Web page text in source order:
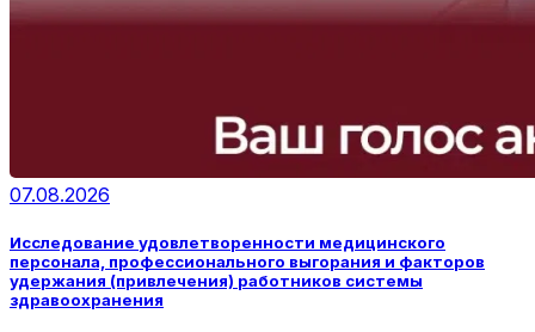
07.08.2026
Исследование удовлетворенности медицинского
персонала, профессионального выгорания и факторов
удержания (привлечения) работников системы
здравоохранения